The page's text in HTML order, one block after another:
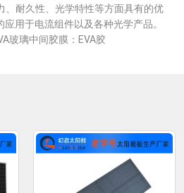
、耐久性、光学特性等方面具有的优
用于电流组件以及各种光学产品。
玻璃中间胶膜：EVA胶